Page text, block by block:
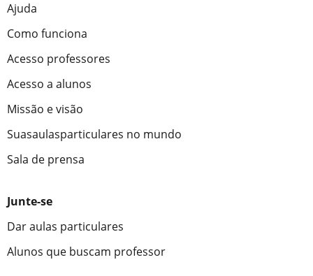
Ajuda
Como funciona
Acesso professores
Acesso a alunos
Missão e visão
Suasaulasparticulares no mundo
Sala de prensa
Junte-se
Dar aulas particulares
Alunos que buscam professor